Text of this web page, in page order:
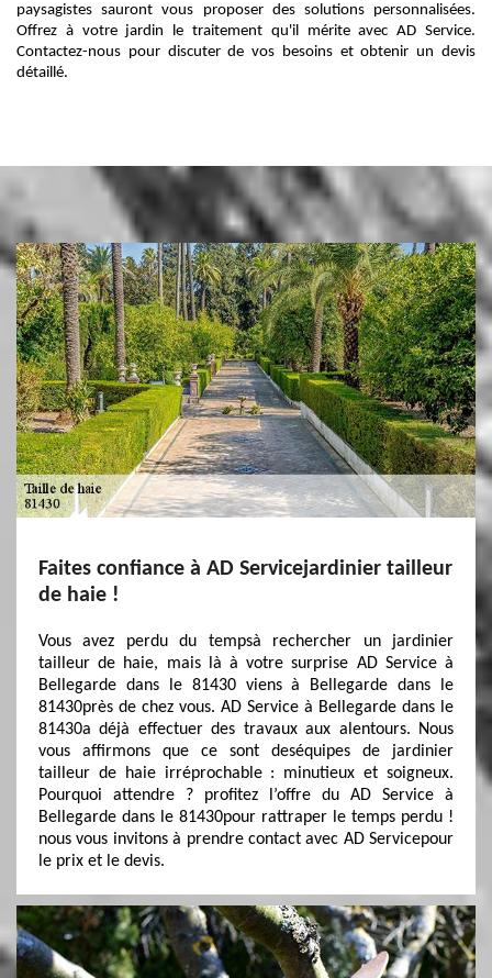
paysagistes sauront vous proposer des solutions personnalisées.
Offrez à votre jardin le traitement qu'il mérite avec AD Service.
Contactez-nous pour discuter de vos besoins et obtenir un devis
détaillé.
Faites confiance à AD Servicejardinier tailleur
de haie !
Vous avez perdu du tempsà rechercher un jardinier
tailleur de haie, mais là à votre surprise AD Service à
Bellegarde dans le 81430 viens à Bellegarde dans le
81430près de chez vous. AD Service à Bellegarde dans le
81430a déjà effectuer des travaux aux alentours. Nous
vous affirmons que ce sont deséquipes de jardinier
tailleur de haie irréprochable : minutieux et soigneux.
Pourquoi attendre ? profitez l’offre du AD Service à
Bellegarde dans le 81430pour rattraper le temps perdu !
nous vous invitons à prendre contact avec AD Servicepour
le prix et le devis.